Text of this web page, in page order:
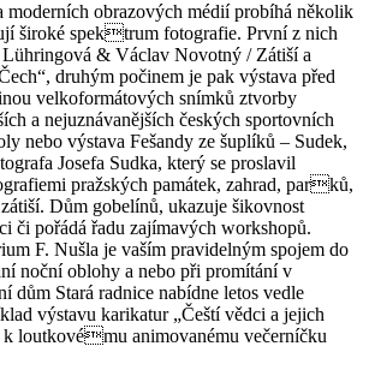
obrazových médií probíhá několik
široké spektrum fotografie. První z nich
Lühringová & Václav Novotný / Zátiší a
druhým počinem je pak výstava před
velkoformátových snímků ztvorby
a nejuznávanějších českých sportovních
nebo výstava Fešandy ze šuplíků – Sudek,
Josefa Sudka, který se proslavil
pražských památek, zahrad, parků,
Dům gobelínů, ukazuje šikovnost
či pořádá řadu zajímavých workshopů.
F. Nušla je vaším pravidelným spojem do
noční oblohy a nebo při promítání v
Stará radnice nabídne letos vedle
výstavu karikatur „Čeští vědci a jejich
loutkovému animovanému večerníčku